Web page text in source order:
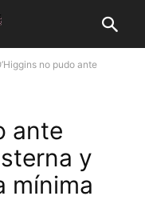
no pudo ante
ante
y
mínima